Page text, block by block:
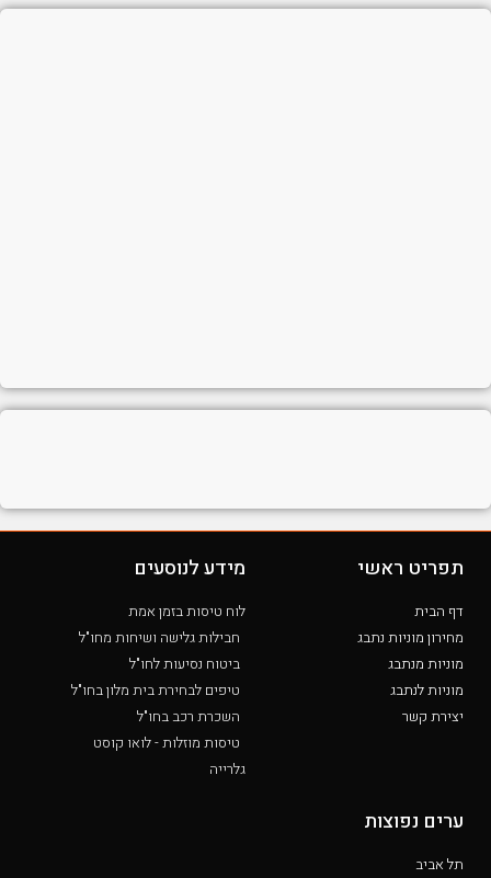
תפריט ראשי
דף הבית
מחירון מוניות נתבג
מוניות מנתבג
מוניות לנתבג
יצירת קשר
מידע לנוסעים
לוח טיסות בזמן אמת
חבילות גלישה ושיחות מחו"ל
ביטוח נסיעות לחו"ל
טיפים לבחירת בית מלון בחו"ל
השכרת רכב בחו"ל
טיסות מוזלות - לואו קוסט
גלרייה
ערים נפוצות
תל אביב